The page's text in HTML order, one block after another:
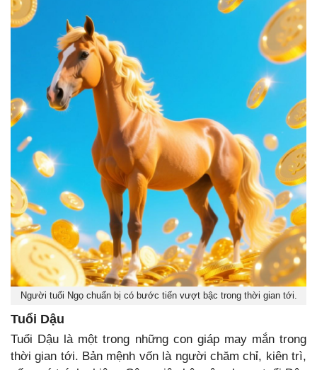
Người tuổi Ngọ chuẩn bị có bước tiến vượt bậc trong thời gian tới.
Tuổi Dậu
Tuổi Dậu là một trong những con giáp may mắn trong
thời gian tới. Bản mệnh vốn là người chăm chỉ, kiên trì,